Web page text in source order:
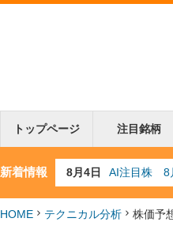
トップページ 注目銘柄
新着情報 8月3日
人気業種注
8月2日
金融注目株
7月10日
半導体注
HOME テクニカル分析 株価予